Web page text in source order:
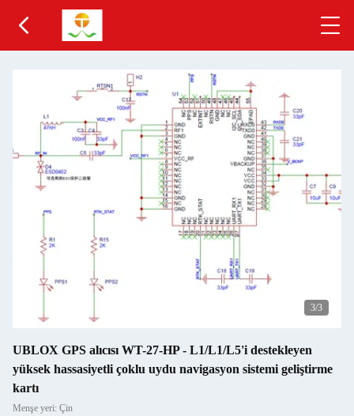
3/3
UBLOX GPS alıcısı WT-27-HP - L1/L1/L5'i destekleyen
yüksek hassasiyetli çoklu uydu navigasyon sistemi geliştirme
kartı
Menşe yeri: Çin